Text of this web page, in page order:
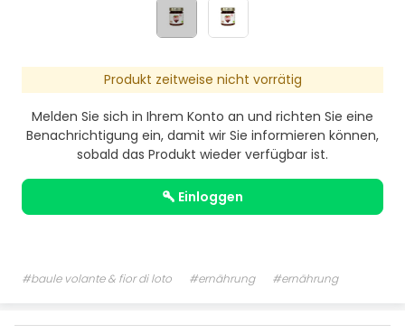
Produkt zeitweise nicht vorrätig
Melden Sie sich in Ihrem Konto an und richten Sie eine
Benachrichtigung ein, damit wir Sie informieren können,
sobald das Produkt wieder verfügbar ist.
einloggen
#baule volante & fior di loto #ernährung #ernährung